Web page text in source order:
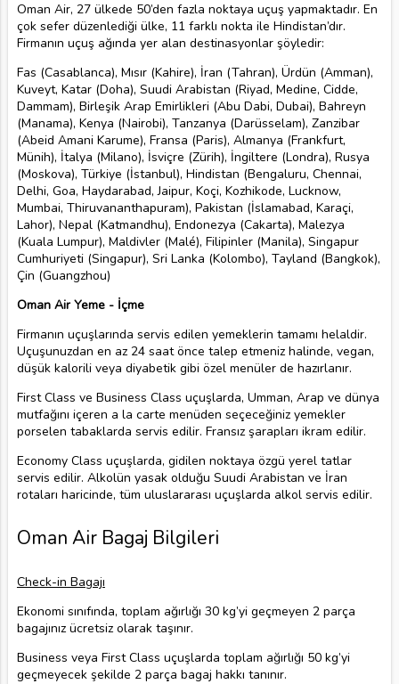
Oman Air, 27 ülkede 50’den fazla noktaya uçuş yapmaktadır. En
çok sefer düzenlediği ülke, 11 farklı nokta ile Hindistan’dır.
Firmanın uçuş ağında yer alan destinasyonlar şöyledir:
Fas (Casablanca), Mısır (Kahire), İran (Tahran), Ürdün (Amman),
Kuveyt, Katar (Doha), Suudi Arabistan (Riyad, Medine, Cidde,
Dammam), Birleşik Arap Emirlikleri (Abu Dabi, Dubai), Bahreyn
(Manama), Kenya (Nairobi), Tanzanya (Darüsselam), Zanzibar
(Abeid Amani Karume), Fransa (Paris), Almanya (Frankfurt,
Münih), İtalya (Milano), İsviçre (Zürih), İngiltere (Londra), Rusya
(Moskova), Türkiye (İstanbul), Hindistan (Bengaluru, Chennai,
Delhi, Goa, Haydarabad, Jaipur, Koçi, Kozhikode, Lucknow,
Mumbai, Thiruvananthapuram), Pakistan (İslamabad, Karaçi,
Lahor), Nepal (Katmandhu), Endonezya (Cakarta), Malezya
(Kuala Lumpur), Maldivler (Malé), Filipinler (Manila), Singapur
Cumhuriyeti (Singapur), Sri Lanka (Kolombo), Tayland (Bangkok),
Çin (Guangzhou)
Oman Air Yeme - İçme
Firmanın uçuşlarında servis edilen yemeklerin tamamı helaldir.
Uçuşunuzdan en az 24 saat önce talep etmeniz halinde, vegan,
düşük kalorili veya diyabetik gibi özel menüler de hazırlanır.
First Class ve Business Class uçuşlarda, Umman, Arap ve dünya
mutfağını içeren a la carte menüden seçeceğiniz yemekler
porselen tabaklarda servis edilir. Fransız şarapları ikram edilir.
Economy Class uçuşlarda, gidilen noktaya özgü yerel tatlar
servis edilir. Alkolün yasak olduğu Suudi Arabistan ve İran
rotaları haricinde, tüm uluslararası uçuşlarda alkol servis edilir.
Oman Air Bagaj Bilgileri
Check-in Bagajı
Ekonomi sınıfında, toplam ağırlığı 30 kg’yi geçmeyen 2 parça
bagajınız ücretsiz olarak taşınır.
Business veya First Class uçuşlarda toplam ağırlığı 50 kg’yi
geçmeyecek şekilde 2 parça bagaj hakkı tanınır.